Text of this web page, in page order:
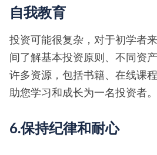
自我教育
投资可能很复杂，对于初学者
间了解基本投资原则、不同资
许多资源，包括书籍、在线课
助您学习和成长为一名投资者。
6.保持纪律和耐心